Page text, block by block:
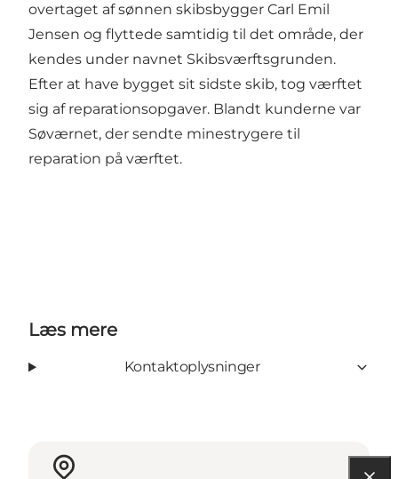
overtaget af sønnen skibsbygger Carl Emil
Jensen og flyttede samtidig til det område, der
kendes under navnet Skibsværftsgrunden.
Efter at have bygget sit sidste skib, tog værftet
sig af reparationsopgaver. Blandt kunderne var
Søværnet, der sendte minestrygere til
reparation på værftet.
Læs mere
Kontaktoplysninger